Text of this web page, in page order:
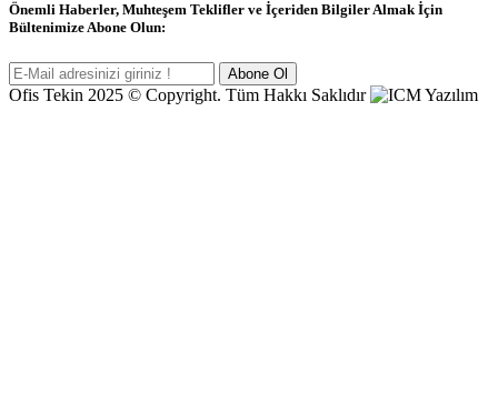
Önemli Haberler, Muhteşem Teklifler ve İçeriden Bilgiler Almak İçin
Bültenimize Abone Olun:
Abone Ol
Ofis Tekin 2025 © Copyright. Tüm Hakkı Saklıdır